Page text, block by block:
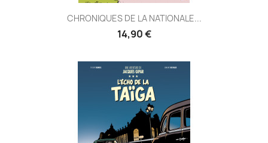
CHRONIQUES DE LA NATIONALE...
14,90 €